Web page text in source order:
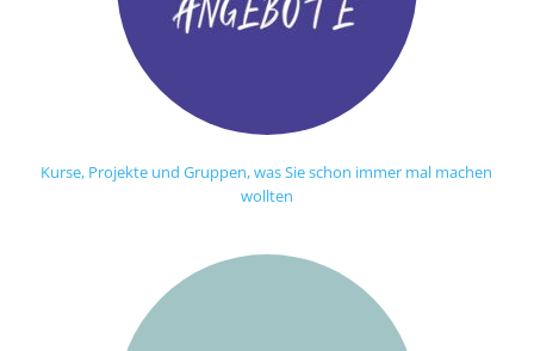
Kurse, Projekte und Gruppen, was Sie schon immer mal machen
wollten